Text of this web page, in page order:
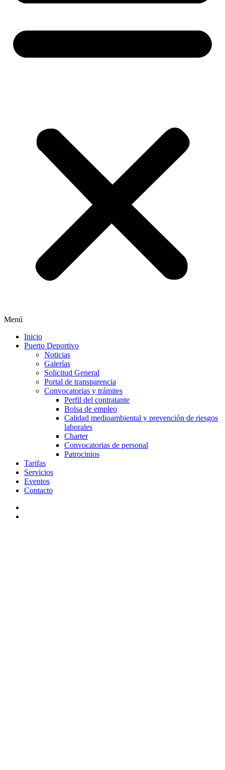
Menú
Inicio
Puerto Deportivo
Noticias
Galerías
Solicitud General
Portal de transparencia
Convocatorias y trámites
Perfil del contratante
Bolsa de empleo
Calidad medioambiental y prevención de riesgos
laborales
Charter
Convocatorias de personal
Patrocinios
Tarifas
Servicios
Eventos
Contacto